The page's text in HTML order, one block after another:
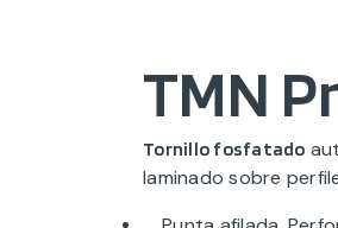
TMN
Tornillo fosfatado
laminado sobre